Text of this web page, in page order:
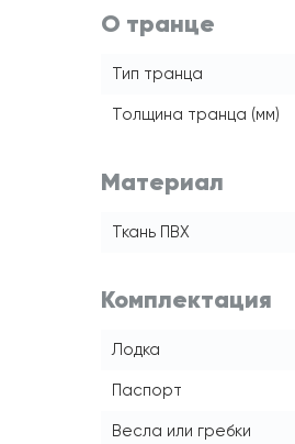
О транце
Тип транца
Толщина транца (мм)
Материал
Ткань ПВХ
Комплектация
Лодка
Паспорт
Весла или гребки